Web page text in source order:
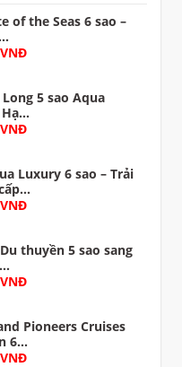
of the Seas 6 sao –
5 sao Aqua
Luxury 6 sao – Trải
thuyền 5 sao sang
Pioneers Cruises
6...